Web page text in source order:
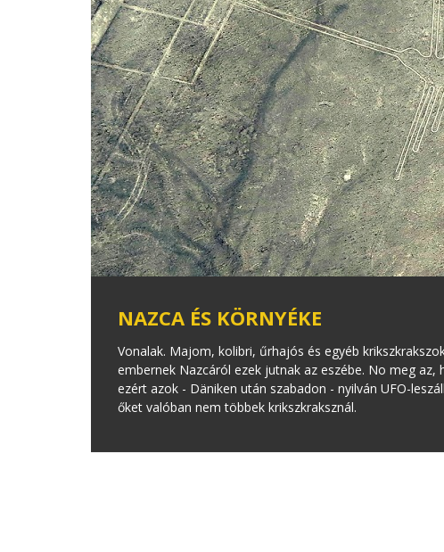
NAZCA ÉS KÖRNYÉKE
Vonalak. Majom, kolibri, űrhajós és egyéb
embernek Nazcáról ezek jutnak az eszébe. No meg
ezért azok - Däniken után szabadon - nyilván UFO-
őket valóban nem többek krikszkraksznál.